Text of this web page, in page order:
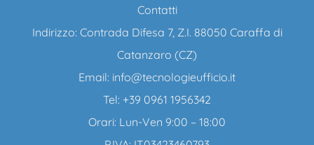
Contatti
Indirizzo: Contrada Difesa 7, Z.I. 88050 Caraffa di
Catanzaro (CZ)
Email: info@tecnologieufficio.it
Tel: +39 0961 1956342
Orari: Lun-Ven 9:00 – 18:00